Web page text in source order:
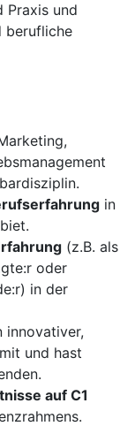
Praxis und
berufliche
in
(z.B. als
oder
in der
innovativer,
und hast
auf C1